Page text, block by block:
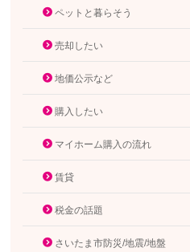
ペットと暮らそう
売却したい
地価公示など
購入したい
マイホーム購入の流れ
賃貸
税金の話題
さいたま市防災/地震/地盤